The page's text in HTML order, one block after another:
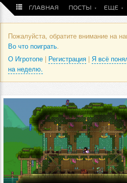
ГЛАВНАЯ ПОСТЫ ЕЩЕ
Пожалуйста, обратите внимание на
Во что поиграть.
О Игротопе | Регистрация | Я всё
на неделю.